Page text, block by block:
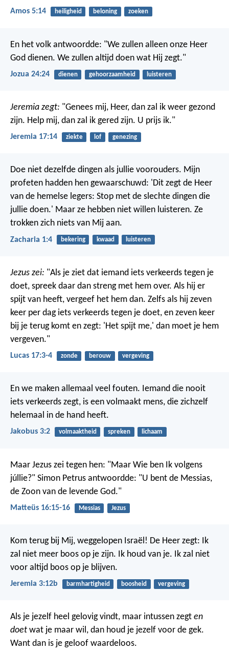
Amos 5:14 heiligheid beloning zoeken
En het volk antwoordde: "We zullen alleen onze Heer
God dienen. We zullen altijd doen wat Hij zegt."
Jozua 24:24 dienen gehoorzaamheid luisteren
Jeremia zegt: "Genees mij, Heer, dan zal ik weer gezond
zijn. Help mij, dan zal ik gered zijn. U prijs ik."
Jeremia 17:14 ziekte lof genezing
Doe niet dezelfde dingen als jullie voorouders. Mijn
profeten hadden hen gewaarschuwd: 'Dit zegt de Heer
van de hemelse legers: Stop met de slechte dingen die
jullie doen.' Maar ze hebben niet willen luisteren. Ze
trokken zich niets van Mij aan.
Zacharia 1:4 bekering kwaad luisteren
Jezus zei: "Als je ziet dat iemand iets verkeerds tegen je
doet, spreek daar dan streng met hem over. Als hij er
spijt van heeft, vergeef het hem dan. Zelfs als hij zeven
keer per dag iets verkeerds tegen je doet, en zeven keer
bij je terug komt en zegt: 'Het spijt me,' dan moet je hem
vergeven."
Lucas 17:3-4 zonde berouw vergeving
En we maken allemaal veel fouten. Iemand die nooit
iets verkeerds zegt, is een volmaakt mens, die zichzelf
helemaal in de hand heeft.
Jakobus 3:2 volmaaktheid spreken lichaam
Maar Jezus zei tegen hen: "Maar Wie ben Ik volgens
júllie?" Simon Petrus antwoordde: "U bent de Messias,
de Zoon van de levende God."
Matteüs 16:15-16 Messias Jezus
Kom terug bij Mij, weggelopen Israël! De Heer zegt: Ik
zal niet meer boos op je zijn. Ik houd van je. Ik zal niet
voor altijd boos op je blijven.
Jeremia 3:12b barmhartigheid boosheid vergeving
Als je jezelf heel gelovig vindt, maar intussen zegt en
doet wat je maar wil, dan houd je jezelf voor de gek.
Want dan is je geloof waardeloos.